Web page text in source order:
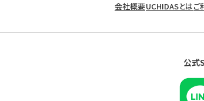
会社概要UCHIDASとはご
公式